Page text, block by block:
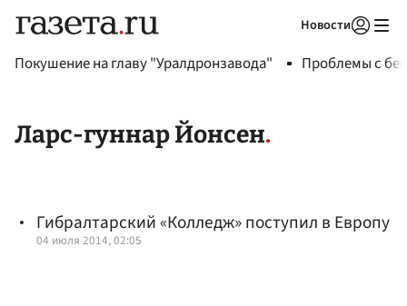
Новости
Покушение на главу "Уралдронзавода" Проблемы с
Ларс-гуннар Йонсен
Гибралтарский «Колледж» поступил в Европу
04 июля 2014, 02:05